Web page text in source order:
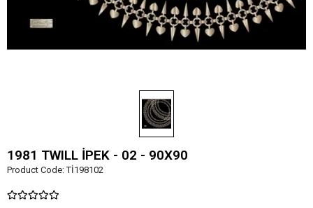
1981 TWILL İPEK - 02 - 90X90
Product Code:Tİ198102